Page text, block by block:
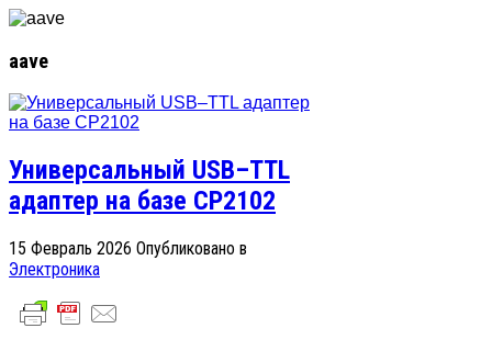
aave
Универсальный USB–TTL
адаптер на базе CP2102
15 Февраль 2026 Опубликовано в
Электроника